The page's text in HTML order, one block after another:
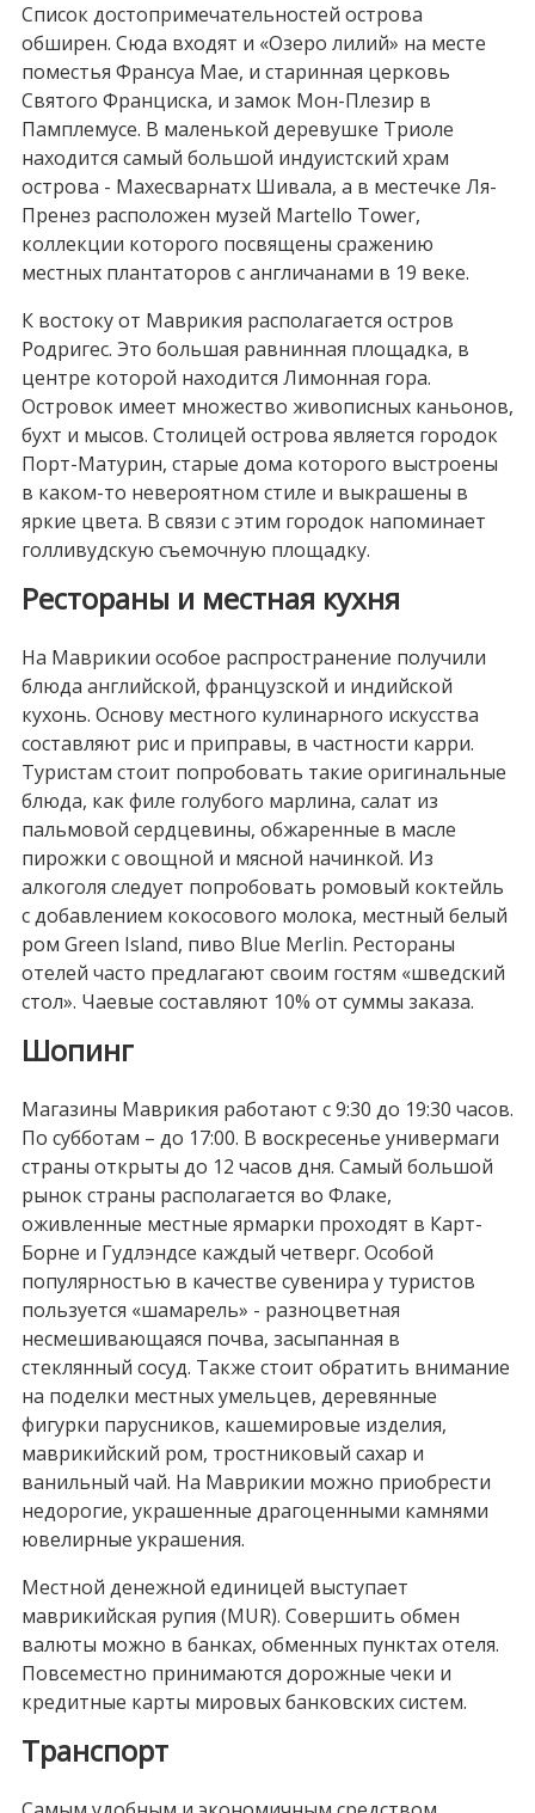
Список достопримечательностей острова
обширен. Сюда входят и «Озеро лилий» на месте
поместья Франсуа Мае, и старинная церковь
Святого Франциска, и замок Мон-Плезир в
Памплемусе. В маленькой деревушке Триоле
находится самый большой индуистский храм
острова - Махесварнатх Шивала, а в местечке Ля-
Пренез расположен музей Martello Tower,
коллекции которого посвящены сражению
местных плантаторов с англичанами в 19 веке.
К востоку от Маврикия располагается остров
Родригес. Это большая равнинная площадка, в
центре которой находится Лимонная гора.
Островок имеет множество живописных каньонов,
бухт и мысов. Столицей острова является городок
Порт-Матурин, старые дома которого выстроены
в каком-то невероятном стиле и выкрашены в
яркие цвета. В связи с этим городок напоминает
голливудскую съемочную площадку.
Рестораны и местная кухня
На Маврикии особое распространение получили
блюда английской, французской и индийской
кухонь. Основу местного кулинарного искусства
составляют рис и приправы, в частности карри.
Туристам стоит попробовать такие оригинальные
блюда, как филе голубого марлина, салат из
пальмовой сердцевины, обжаренные в масле
пирожки с овощной и мясной начинкой. Из
алкоголя следует попробовать ромовый коктейль
с добавлением кокосового молока, местный белый
ром Green Island, пиво Blue Merlin. Рестораны
отелей часто предлагают своим гостям «шведский
стол». Чаевые составляют 10% от суммы заказа.
Шопинг
Магазины Маврикия работают с 9:30 до 19:30 часов.
По субботам – до 17:00. В воскресенье универмаги
страны открыты до 12 часов дня. Самый большой
рынок страны располагается во Флаке,
оживленные местные ярмарки проходят в Карт-
Борне и Гудлэндсе каждый четверг. Особой
популярностью в качестве сувенира у туристов
пользуется «шамарель» - разноцветная
несмешивающаяся почва, засыпанная в
стеклянный сосуд. Также стоит обратить внимание
на поделки местных умельцев, деревянные
фигурки парусников, кашемировые изделия,
маврикийский ром, тростниковый сахар и
ванильный чай. На Маврикии можно приобрести
недорогие, украшенные драгоценными камнями
ювелирные украшения.
Местной денежной единицей выступает
маврикийская рупия (MUR). Совершить обмен
валюты можно в банках, обменных пунктах отеля.
Повсеместно принимаются дорожные чеки и
кредитные карты мировых банковских систем.
Транспорт